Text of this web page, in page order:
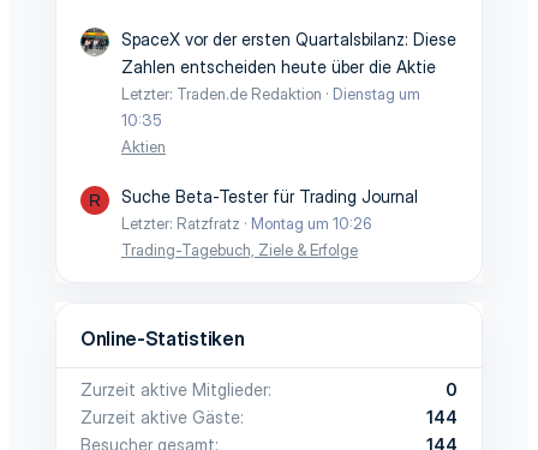
SpaceX vor der ersten Quartalsbilanz: Diese
Zahlen entscheiden heute über die Aktie
Letzter: Traden.de Redaktion
Dienstag um
10:35
Aktien
R Suche Beta-Tester für Trading Journal
Letzter: Ratzfratz
Montag um 10:26
Trading-Tagebuch, Ziele & Erfolge
Online-Statistiken
Zurzeit aktive Mitglieder
0
Zurzeit aktive Gäste
144
Besucher gesamt
144